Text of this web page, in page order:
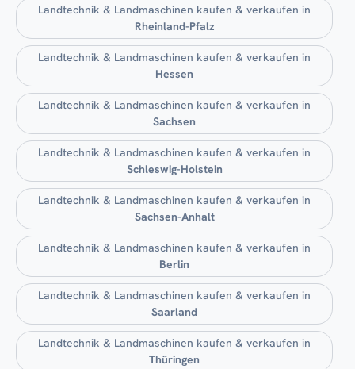
Landtechnik & Landmaschinen kaufen & verkaufen in
Rheinland-Pfalz
Landtechnik & Landmaschinen kaufen & verkaufen in
Hessen
Landtechnik & Landmaschinen kaufen & verkaufen in
Sachsen
Landtechnik & Landmaschinen kaufen & verkaufen in
Schleswig-Holstein
Landtechnik & Landmaschinen kaufen & verkaufen in
Sachsen-Anhalt
Landtechnik & Landmaschinen kaufen & verkaufen in
Berlin
Landtechnik & Landmaschinen kaufen & verkaufen in
Saarland
Landtechnik & Landmaschinen kaufen & verkaufen in
Thüringen